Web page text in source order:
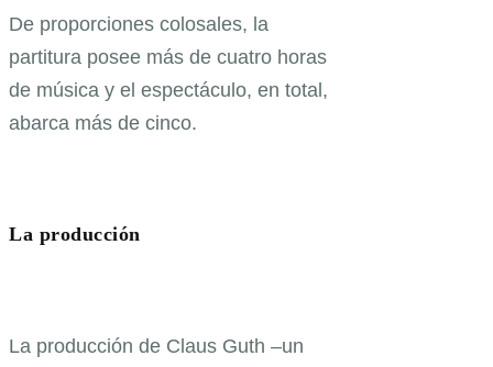
De proporciones colosales, la
partitura posee más de cuatro horas
de música y el espectáculo, en total,
abarca más de cinco.
La producción
La producción de Claus Guth –un